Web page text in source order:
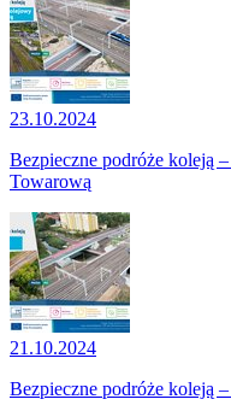
23.10.2024
Bezpieczne podróże koleją
Towarową
21.10.2024
Bezpieczne podróże koleją